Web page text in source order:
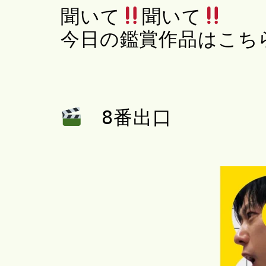
聞いて
聞いて
今日の鑑賞作品はこち
8番出口